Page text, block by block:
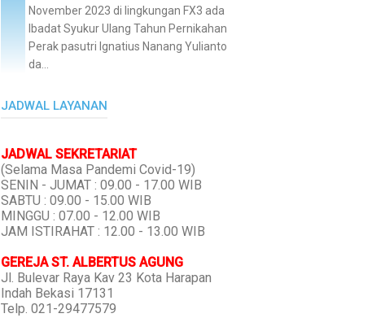
November 2023 di lingkungan FX3 ada
Ibadat Syukur Ulang Tahun Pernikahan
Perak pasutri Ignatius Nanang Yulianto
da...
JADWAL LAYANAN
JADWAL SEKRETARIAT
(Selama Masa Pandemi Covid-19)
SENIN - JUMAT : 09.00 - 17.00 WIB
SABTU : 09.00 - 15.00 WIB
MINGGU : 07.00 - 12.00 WIB
JAM ISTIRAHAT : 12.00 - 13.00 WIB
GEREJA ST. ALBERTUS AGUNG
Jl. Bulevar Raya Kav 23 Kota Harapan
Indah Bekasi 17131
Telp. 021-29477579